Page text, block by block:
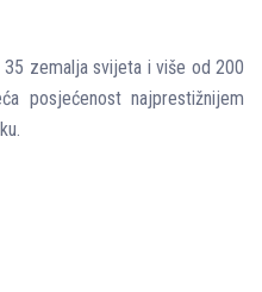
zemalja svijeta i više od 200
posjećenost najprestižnijem